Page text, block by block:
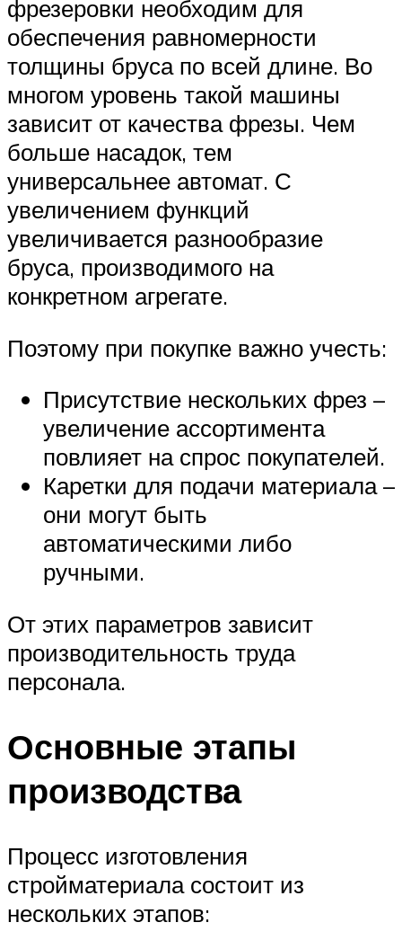
фрезеровки необходим для
обеспечения равномерности
толщины бруса по всей длине. Во
многом уровень такой машины
зависит от качества фрезы. Чем
больше насадок, тем
универсальнее автомат. С
увеличением функций
увеличивается разнообразие
бруса, производимого на
конкретном агрегате.
Поэтому при покупке важно учесть:
Присутствие нескольких фрез –
увеличение ассортимента
повлияет на спрос покупателей.
Каретки для подачи материала –
они могут быть
автоматическими либо
ручными.
От этих параметров зависит
производительность труда
персонала.
Основные этапы
производства
Процесс изготовления
стройматериала состоит из
нескольких этапов: